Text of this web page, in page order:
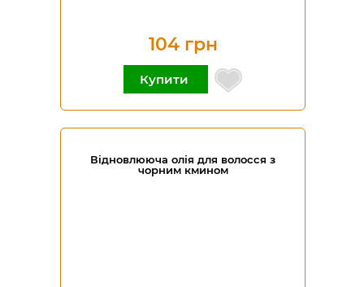
104 грн
Купити
Відновлююча олія для волосся з
чорним кмином